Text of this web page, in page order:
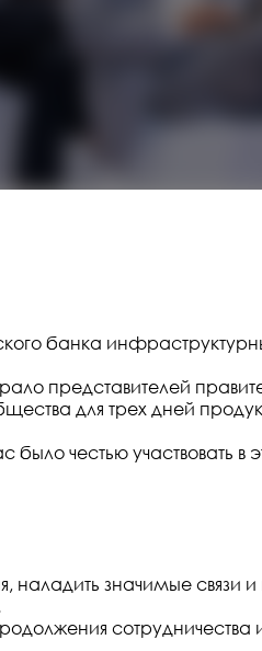
банка
представителей
для трех дней
честью участвовать в
наладить значимые
сотрудничества